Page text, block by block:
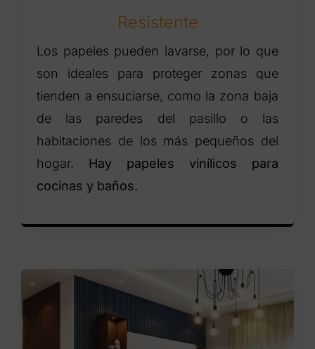
Resistente
Los papeles pueden lavarse, por lo que
son ideales para proteger zonas que
tienden a ensuciarse, como la zona baja
de las paredes del pasillo o las
habitaciones de los más pequeños del
hogar.
Hay papeles vinílicos para
cocinas y baños.